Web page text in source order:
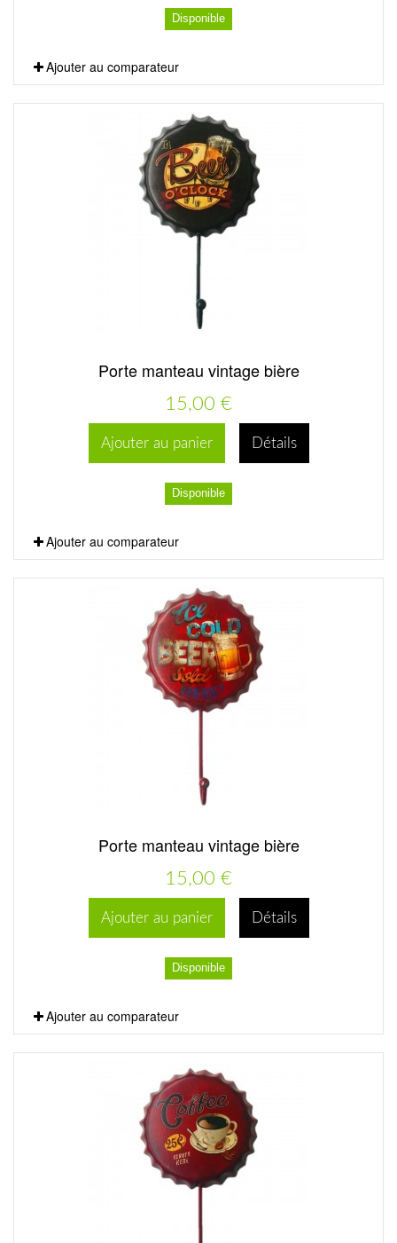
Disponible
Ajouter au comparateur
Porte manteau vintage bière
15,00 €
Ajouter au panier Détails
Disponible
Ajouter au comparateur
Porte manteau vintage bière
15,00 €
Ajouter au panier Détails
Disponible
Ajouter au comparateur